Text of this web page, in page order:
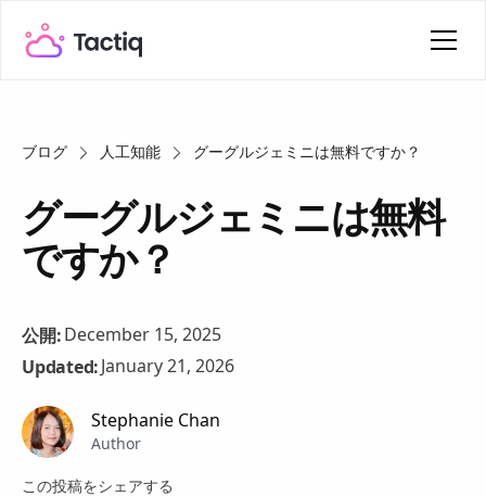
ブログ 人工知能 グーグルジェミニは無料ですか？
グーグルジェミニは無料
ですか？
公開:December 15, 2025
Updated:January 21, 2026
Stephanie Chan
Author
この投稿をシェアする